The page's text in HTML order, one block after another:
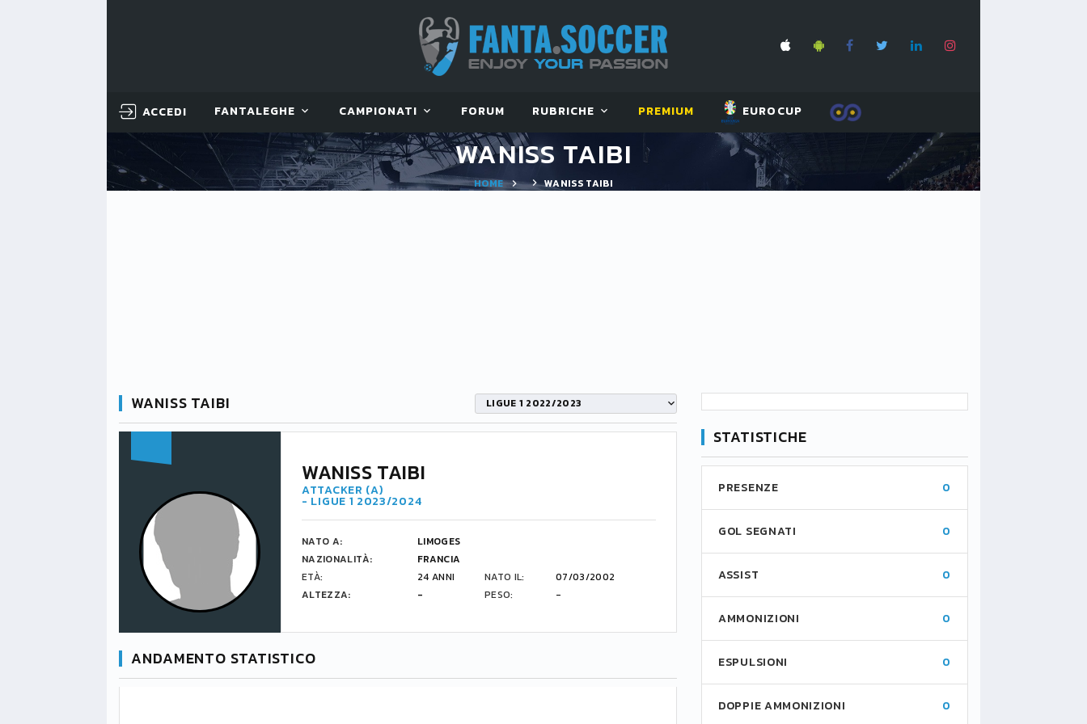
ACCEDI FANTALEGHE CAMPIONATI FORUM RUBRICHE PREMIUM EUROCUP
WANISS TAIBI
HOME WANISS TAIBI
WANISS TAIBI LIGUE 1 2022/2023
WANISS TAIBI
ATTACKER (A)
- LIGUE 1 2023/2024
NATO A:
LIMOGES
NAZIONALITÀ:
FRANCIA
ETÀ:
24 ANNI NATO IL:
07/03/2002
ALTEZZA:
- PESO: -
ANDAMENTO STATISTICO
STATISTICHE
PRESENZE 0
GOL SEGNATI 0
ASSIST 0
AMMONIZIONI 0
ESPULSIONI 0
DOPPIE AMMONIZIONI 0